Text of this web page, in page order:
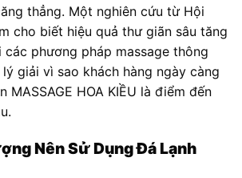
thẳng. Một nghiên cứu từ Hội
cho biết hiệu quả thư giãn sâu tăng
các phương pháp massage thông
giải vì sao khách hàng ngày càng
MASSAGE HOA KIỀU là điểm đến
Nên Sử Dụng Đá Lạnh